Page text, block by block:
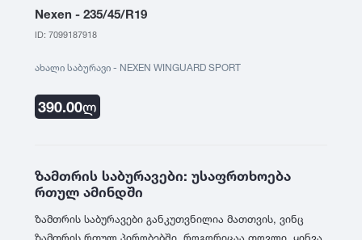
Nexen - 235/45/R19
ID: 7099187918
ახალი საბურავი - NEXEN WINGUARD SPORT
390.00ლ
ზამთრის საბურავები: უსაფრთხოება
რთულ ამინდში
ზამთრის საბურავები განკუთვნილია მათთვის, ვინც